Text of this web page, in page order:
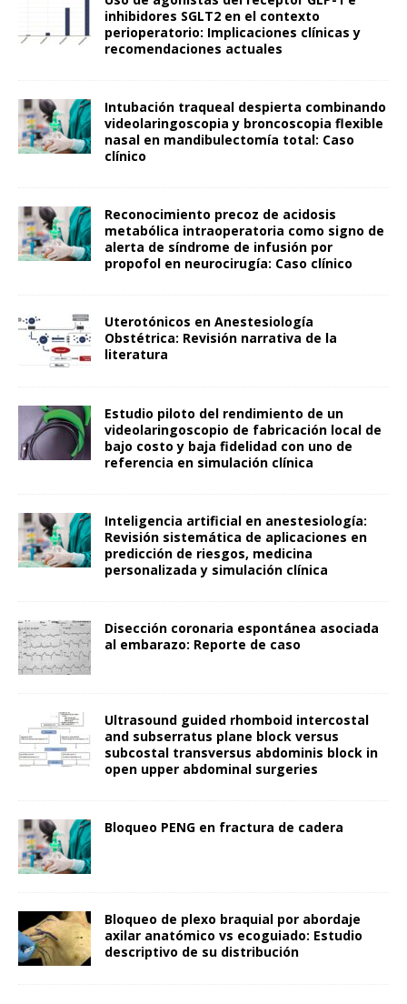
inhibidores SGLT2 en el contexto
perioperatorio: Implicaciones clínicas y
recomendaciones actuales
Intubación traqueal despierta combinando
videolaringoscopia y broncoscopia flexible
nasal en mandibulectomía total: Caso
clínico
Reconocimiento precoz de acidosis
metabólica intraoperatoria como signo de
alerta de síndrome de infusión por
propofol en neurocirugía: Caso clínico
Uterotónicos en Anestesiología
Obstétrica: Revisión narrativa de la
literatura
Estudio piloto del rendimiento de un
videolaringoscopio de fabricación local de
bajo costo y baja fidelidad con uno de
referencia en simulación clínica
Inteligencia artificial en anestesiología:
Revisión sistemática de aplicaciones en
predicción de riesgos, medicina
personalizada y simulación clínica
Disección coronaria espontánea asociada
al embarazo: Reporte de caso
Ultrasound guided rhomboid intercostal
and subserratus plane block versus
subcostal transversus abdominis block in
open upper abdominal surgeries
Bloqueo PENG en fractura de cadera
Bloqueo de plexo braquial por abordaje
axilar anatómico vs ecoguiado: Estudio
descriptivo de su distribución